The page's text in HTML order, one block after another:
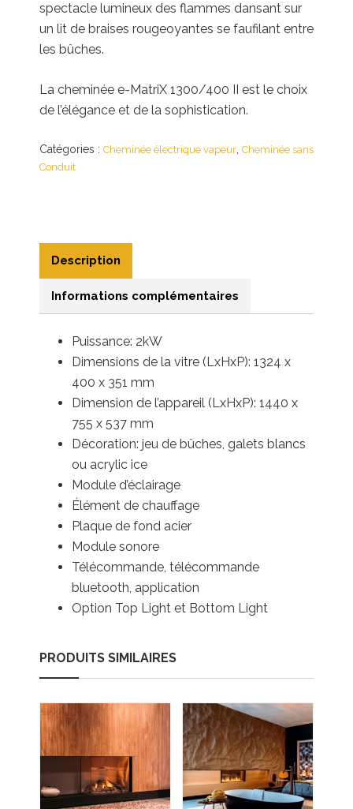
spectacle lumineux des flammes dansant sur
un lit de braises rougeoyantes se faufilant entre
les bûches.
La cheminée e-MatriX 1300/400 II est le choix
de l’élégance et de la sophistication.
Catégories : Cheminée électrique vapeur Cheminée sans
Conduit
Description
Informations complémentaires
Puissance: 2kW
Dimensions de la vitre (LxHxP): 1324 x
400 x 351 mm
Dimension de l’appareil (LxHxP): 1440 x
755 x 537 mm
Décoration: jeu de bûches, galets blancs
ou acrylic ice
Module d’éclairage
Élément de chauffage
Plaque de fond acier
Module sonore
Télécommande, télécommande
bluetooth, application
Option Top Light et Bottom Light
PRODUITS SIMILAIRES